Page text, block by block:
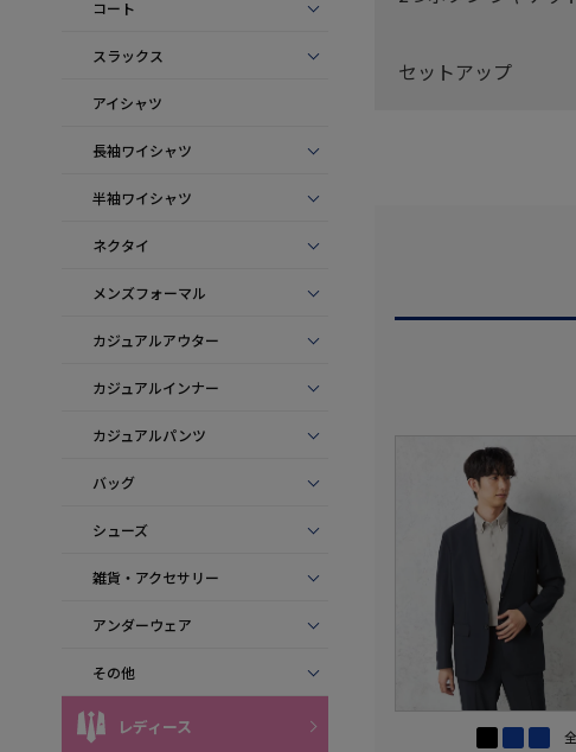
コート
スラックス
アイシャツ
長袖ワイシャツ
半袖ワイシャツ
ネクタイ
メンズフォーマル
カジュアルアウター
カジュアルインナー
カジュアルパンツ
バッグ
シューズ
雑貨・アクセサリー
アンダーウェア
その他
レディース
セットアップ